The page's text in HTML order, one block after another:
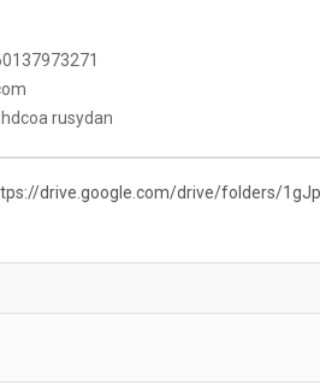
rusydan
drive.google.com/drive/folders/